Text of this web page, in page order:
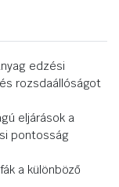
edzési
rozsdaállóságot
eljárások a
pontosság
a különböző